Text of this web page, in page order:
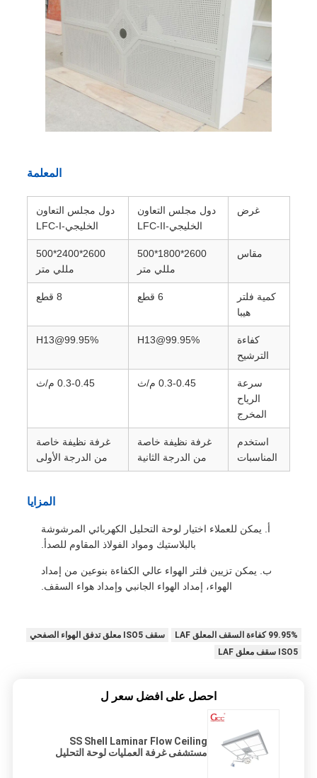
المعلمة
غرض
دول مجلس التعاون
الخليجي-LFC-II
دول مجلس التعاون
الخليجي-LFC-I
مقاس
2600*1800*500
مللي متر
2600*2400*500
مللي متر
كمية فلتر
هيبا
6 قطع 8 قطع
كفاءة
الترشيح
H13@99.95%
H13@99.95%
سرعة
الرياح
المخرج
0.3-0.45 م/ث 0.3-0.45 م/ث
استخدم
المناسبات
غرفة نظيفة خاصة
من الدرجة الثانية
غرفة نظيفة خاصة
من الدرجة الأولى
المزايا
أ. يمكن للعملاء اختيار لوحة التحليل الكهربائي المرشوشة
بالبلاستيك ومواد الفولاذ المقاوم للصدأ.
ب. يمكن تزيين فلتر الهواء عالي الكفاءة بنوعين من إمداد
الهواء، إمداد الهواء الجانبي وإمداد هواء السقف.
99.95% كفاءة السقف المعلق LAF
سقف ISO5 معلق تدفق الهواء الصفحي
ISO5 سقف معلق LAF
احصل على افضل سعر ل
SS Shell Laminar Flow Ceiling
مستشفى غرفة العمليات لوحة التحليل